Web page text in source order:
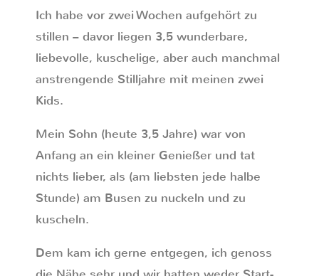
Ich habe vor zwei Wochen aufgehört zu
stillen – davor liegen 3,5 wunderbare,
liebevolle, kuschelige, aber auch manchmal
anstrengende Stilljahre mit meinen zwei
Kids.
Mein Sohn (heute 3,5 Jahre) war von
Anfang an ein kleiner Genießer und tat
nichts lieber, als (am liebsten jede halbe
Stunde) am Busen zu nuckeln und zu
kuscheln.
Dem kam ich gerne entgegen, ich genoss